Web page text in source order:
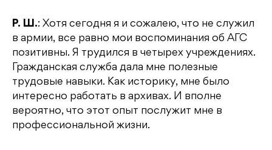
Р. Ш.: Хотя сегодня я и сожалею, что не служил
в армии, все равно мои воспоминания об АГС
позитивны. Я трудился в четырех учреждениях.
Гражданская служба дала мне полезные
трудовые навыки. Как историку, мне было
интересно работать в архивах. И вполне
вероятно, что этот опыт послужит мне в
профессиональной жизни.